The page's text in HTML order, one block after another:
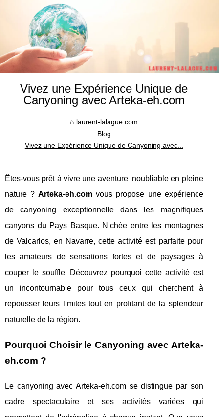
Vivez une Expérience Unique de
Canyoning avec Arteka-eh.com
laurent-lalague.com
Blog
Vivez une Expérience Unique de Canyoning avec...
Êtes-vous prêt à vivre une aventure inoubliable en pleine
nature ?Arteka-eh.com vous propose une expérience
de canyoning exceptionnelle dans les magnifiques
canyons du Pays Basque. Nichée entre les montagnes
de Valcarlos, en Navarre, cette activité est parfaite pour
les amateurs de sensations fortes et de paysages à
couper le souffle. Découvrez pourquoi cette activité est
un incontournable pour tous ceux qui cherchent à
repousser leurs limites tout en profitant de la splendeur
naturelle de la région.
Pourquoi Choisir le Canyoning avec Arteka-
eh.com ?
Le canyoning avec Arteka-eh.com se distingue par son
cadre spectaculaire et ses activités variées qui